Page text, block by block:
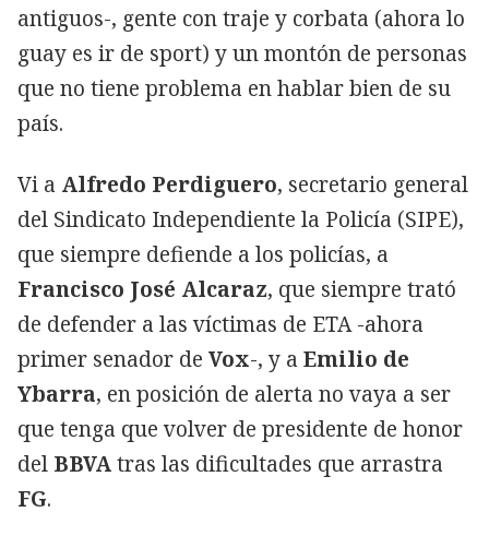
antiguos-, gente con traje y corbata (ahora lo
guay es ir de sport) y un montón de personas
que no tiene problema en hablar bien de su
país.
Vi a Alfredo Perdiguero, secretario general
del Sindicato Independiente la Policía (SIPE),
que siempre defiende a los policías, a
Francisco José Alcaraz, que siempre trató
de defender a las víctimas de ETA -ahora
primer senador de Vox-, y a Emilio de
Ybarra, en posición de alerta no vaya a ser
que tenga que volver de presidente de honor
del BBVAtras las dificultades que arrastra
FG.